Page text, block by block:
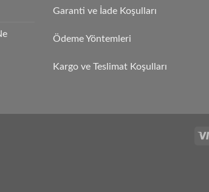
Garanti ve İade Koşulları
Ödeme Yöntemleri
Kargo ve Teslimat Koşulları